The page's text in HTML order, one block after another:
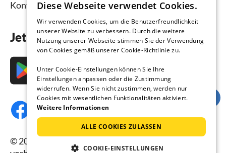
Kontakt
Jetzt die App downloaden
© 2026 Ferienhausmiete.de, alle Rechte
Diese Webseite verwendet Cookies.
Wir verwenden Cookies, um die Benutzerfreundlichkeit
unserer Website zu verbessern. Durch die weitere
Nutzung unserer Webseite stimmen Sie der Verwendung
von Cookies gemäß unserer Cookie-Richtlinie zu.
Unter Cookie-Einstellungen können Sie Ihre
Einstellungen anpassen oder die Zustimmung
widerrufen. Wenn Sie nicht zustimmen, werden nur
Cookies mit wesentlichen Funktionalitäten aktiviert.
Weitere Informationen
ALLE COOKIES ZULASSEN
COOKIE-EINSTELLUNGEN